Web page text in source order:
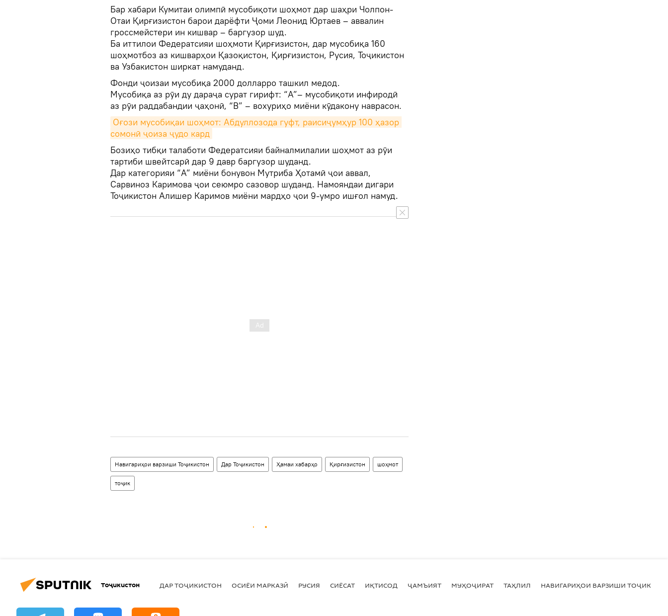
Бар хабари Кумитаи олимпӣ мусобиқоти шоҳмот дар шаҳри Чолпон-
Отаи Қирғизистон барои дарёфти Ҷоми Леонид Юртаев – аввалин
гроссмейстери ин кишвар – баргузор шуд.
Ба иттилои Федератсияи шоҳмоти Қирғизистон, дар мусобиқа 160
шоҳмотбоз аз кишварҳои Қазоқистон, Қирғизистон, Русия, Тоҷикистон
ва Узбакистон ширкат намуданд.
Фонди ҷоизаи мусобиқа 2000 долларро ташкил медод.
Мусобиқа аз рӯи ду дараҷа сурат гирифт: “А”– мусобиқоти инфиродӣ
аз рӯи раддабандии ҷаҳонӣ, “В” – вохуриҳо миёни кӯдакону наврасон.
Оғози мусобиқаи шоҳмот: Абдуллозода гуфт, раисиҷумҳур 100 ҳазор
сомонӣ ҷоиза ҷудо кард
Бозиҳо тибқи талаботи Федератсияи байналмилалии шоҳмот аз рӯи
тартиби швейтсарӣ дар 9 давр баргузор шуданд.
Дар категорияи “А” миёни бонувон Мутриба Ҳотамӣ ҷои аввал,
Сарвиноз Каримова ҷои сеюмро сазовор шуданд. Намояндаи дигари
Тоҷикистон Алишер Каримов миёни мардҳо ҷои 9-умро ишғол намуд.
Навигариҳои варзиши Тоҷикистон Дар Тоҷикистон Ҳамаи хабарҳо Қирғизистон шоҳмот
тоҷик
Тоҷикистон ДАР ТОҶИКИСТОН ОСИЁИ МАРКАЗӢ РУСИЯ СИЁСАТ ИҚТИСОД ҶАМЪИЯТ МУҲОҶИРАТ ТАҲЛИЛ НАВИГАРИҲОИ ВАРЗИШИ